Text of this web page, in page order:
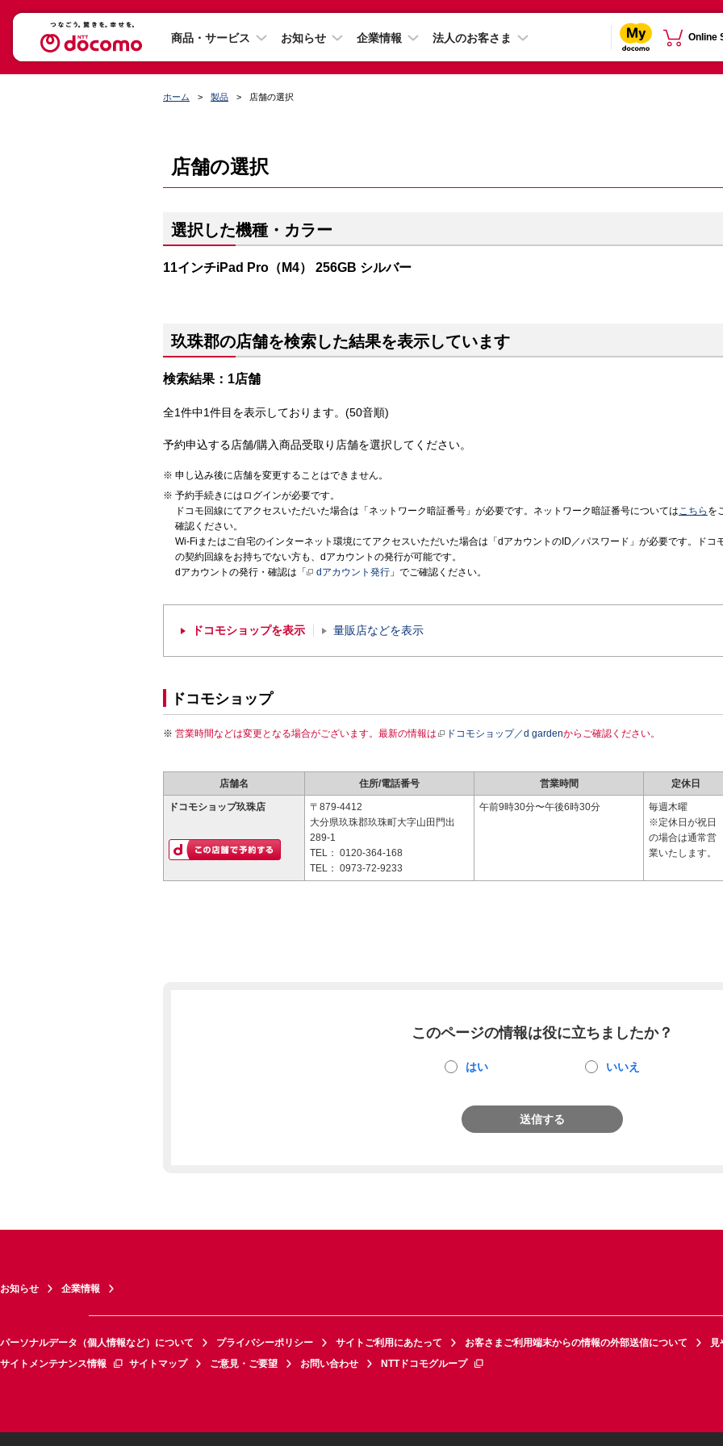
商品・サービス お知らせ 企業情報 法人のお客さま Online
ホーム 製品 店舗の選択
店舗の選択
選択した機種・カラー
11インチiPad Pro（M4） 256GB シルバー
玖珠郡の店舗を検索した結果を表示しています
検索結果：1店舗
全1件中1件目を表示しております。(50音順)
予約申込する店舗/購入商品受取り店舗を選択してください。
申し込み後に店舗を変更することはできません。
予約手続きにはログインが必要です。
ドコモ回線にてアクセスいただいた場合は「ネットワーク暗証番号」が必要です。ネットワーク暗証番号についてはこちら を
確認ください。
Wi-Fiまたはご自宅のインターネット環境にてアクセスいただいた場合は「dアカウントのID／パスワード」が必要です。ドコ
の契約回線をお持ちでない方も、dアカウントの発行が可能です。
dアカウントの発行・確認は「
dアカウント発行 」でご確認ください。
ドコモショップを表示 量販店などを表示
ドコモショップ
営業時間などは変更となる場合がございます。最新の情報は ドコモショップ／d gardenからご確認ください。
店舗名 住所/電話番号 営業時間 定休日
ドコモショップ玖珠店
〒879-4412
大分県玖珠郡玖珠町大字山田門出
289-1
TEL： 0120-364-168
TEL： 0973-72-9233
午前9時30分〜午後6時30分
毎週木曜
※定休日が祝日
の場合は通常営
業いたします。
このページの情報は役に立ちましたか？
はい いいえ
送信する
お知らせ 企業情報
パーソナルデータ（個人情報など）について プライバシーポリシー サイトご利用にあたって お客さまご利用端末からの情報の外部送信について
見
サイトメンテナンス情報
サイトマップ ご意見・ご要望 お問い合わせ NTTドコモグループ